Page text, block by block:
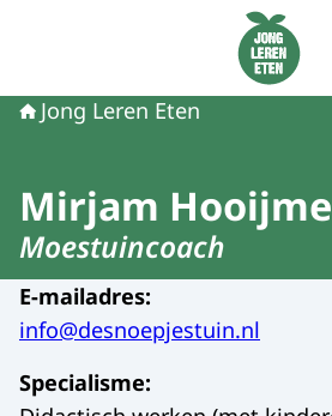
Naar de homepage van
Jong Leren Eten
Mirjam
Moestuincoach
E-mailadres:
info@desnoepjestuin.nl
Specialisme: